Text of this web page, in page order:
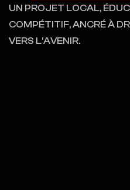
UN PROJET LOCAL,
COMPÉTITIF, ANCRÉ À
VERS L’AVENIR.